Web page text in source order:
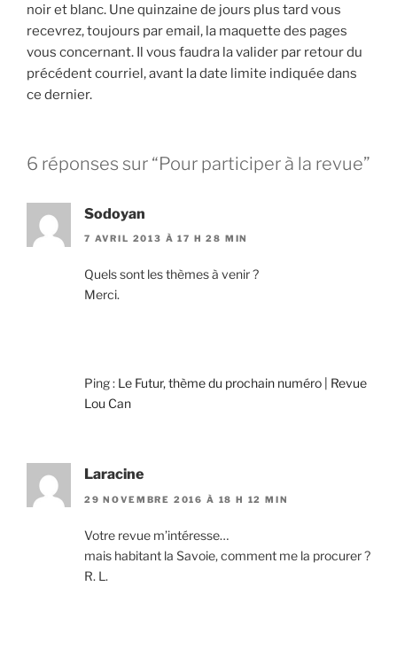
noir et blanc. Une quinzaine de jours plus tard vous
recevrez, toujours par email, la maquette des pages
vous concernant. Il vous faudra la valider par retour du
précédent courriel, avant la date limite indiquée dans
ce dernier.
6 réponses sur “Pour participer à la revue”
Sodoyan
7 AVRIL 2013 À 17 H 28 MIN
Quels sont les thèmes à venir ?
Merci.
Ping : Le Futur, thème du prochain numéro | Revue
Lou Can
Laracine
29 NOVEMBRE 2016 À 18 H 12 MIN
Votre revue m’intéresse…
mais habitant la Savoie, comment me la procurer ?
R. L.